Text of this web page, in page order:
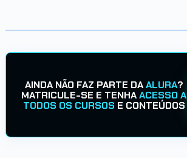
AINDA NÃO FAZ PARTE DAALURA?
MATRICULE-SE E TENHAACESSO A
TODOS OS CURSOS E CONTEÚDOS